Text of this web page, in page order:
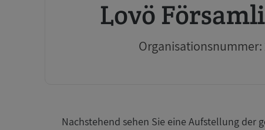
Lovö
Organisationsnummer:
Nachstehend sehen Sie eine Aufstellung der